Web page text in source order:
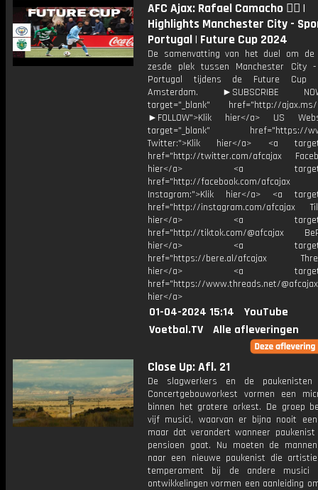
AFC Ajax: Rafael Camacho 😮‍💨 |
Highlights Manchester City -
Portugal | Future Cup 2024
De samenvatting van het duel om
zesde plek tussen Manchester City
Portugal tijdens de Future Cup
Amsterdam. ►SUBSCRIBE
target="_blank" href="http://ajax.ms/
►FOLLOW">Klik hier</a> US
target="_blank" href="https://
Twitter:">Klik hier</a> <a
href="http://twitter.com/afcajax
hier</a> <a
href="http://facebook.com/afcajax
Instagram:">Klik hier</a> <a
href="http://instagram.com/afcajax
hier</a> <a
href="http://tiktok.com/@afcajax
hier</a> <a
href="https://bere.al/afcajax
hier</a> <a
href="https://www.threads.net/
hier</a>
01-04-2024 15:14
YouTube
Voetbal.TV
Alle afleveringen
Close Up: Afl. 21
De slagwerkers en de
Concertgebouworkest vormen een
binnen het grotere orkest. De groep
vijf musici, waarvan er bijna nooit
maar dat verandert wanneer
pensioen gaat. Nu moeten de
naar een nieuwe paukenist die
temperament bij de andere musici
ontwikkelingen vormen een aanleiding